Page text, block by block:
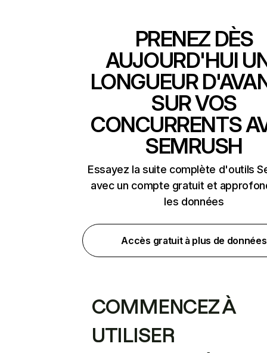
PRENEZ DÈS
AUJOURD'HUI
LONGUEUR
SUR VOS
CONCURRENTS
SEMRUSH
Essayez la suite complète d'outils
avec un compte gratuit et
les données
Accès gratuit à plus de données
COMMENCEZ À
UTILISER